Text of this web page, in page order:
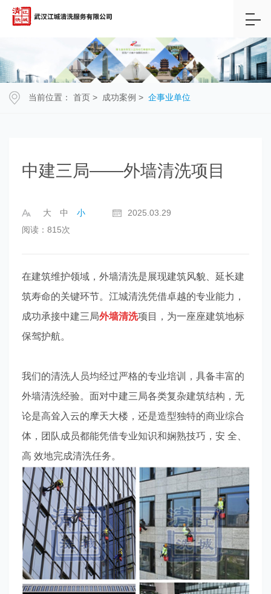
当前位置： 首页 > 成功案例 > 企事业单位
中建三局——外墙清洗项目
大 中 小
2025.03.29
阅读：815次
在建筑维护领域，外墙清洗是展现建筑风貌、延长建
筑寿命的关键环节。江城清洗凭借卓越的专业能力，
成功承接中建三局外墙清洗项目，为一座座建筑地标
保驾护航。
我们的清洗人员均经过严格的专业培训，具备丰富的
外墙清洗经验。面对中建三局各类复杂建筑结构，无
论是高耸入云的摩天大楼，还是造型独特的商业综合
体，团队成员都能凭借专业知识和娴熟技巧，安 全、
高 效地完成清洗任务。